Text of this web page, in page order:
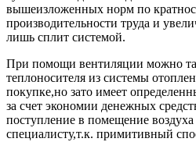
вышеизложенных норм по
производительности труда и
лишь сплит системой.
При помощи вентиляции можно
теплоносителя из системы
покупке,но зато имеет
за счет экономии денежных
поступление в помещение
специалисту,т.к. примитивный